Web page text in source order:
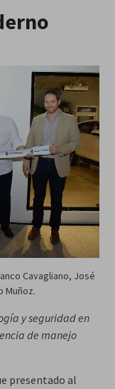
Cavagliano, José
Muñoz.
y seguridad en
de manejo
presentado al